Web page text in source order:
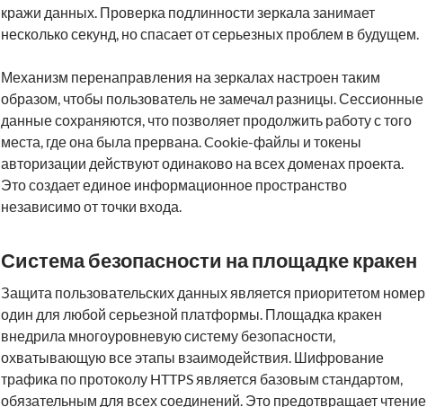
кражи данных. Проверка подлинности зеркала занимает
несколько секунд, но спасает от серьезных проблем в будущем.
Механизм перенаправления на зеркалах настроен таким
образом, чтобы пользователь не замечал разницы. Сессионные
данные сохраняются, что позволяет продолжить работу с того
места, где она была прервана. Cookie-файлы и токены
авторизации действуют одинаково на всех доменах проекта.
Это создает единое информационное пространство
независимо от точки входа.
Система безопасности на площадке кракен
Защита пользовательских данных является приоритетом номер
один для любой серьезной платформы. Площадка кракен
внедрила многоуровневую систему безопасности,
охватывающую все этапы взаимодействия. Шифрование
трафика по протоколу HTTPS является базовым стандартом,
обязательным для всех соединений. Это предотвращает чтение